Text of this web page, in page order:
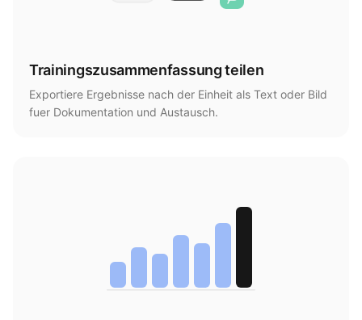
Trainingszusammenfassung teilen
Exportiere Ergebnisse nach der Einheit als Text oder Bild
fuer Dokumentation und Austausch.